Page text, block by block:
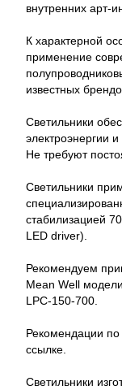
внутренних арт-
К характерной
применение
известных
Светильники
электроэнергии
Не требуют
Светильники
стабилизацией
LED driver).
Рекомендуем
Mean Well
LPC-150-700.
Рекомендации
ссылке.
Светильники